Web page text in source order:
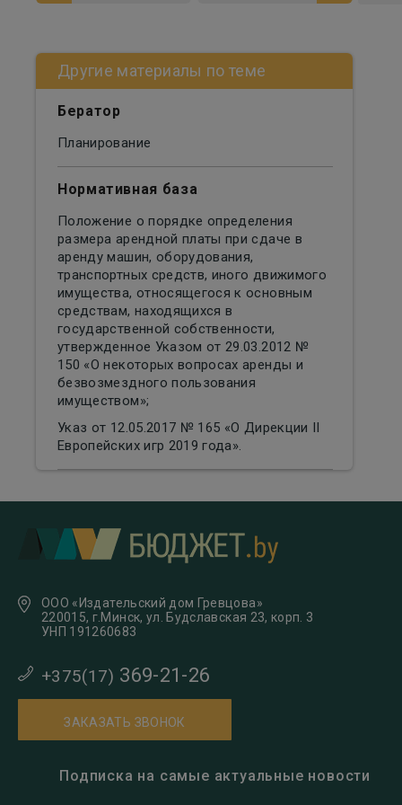
Другие материалы по теме
Бератор
Планирование
Нормативная база
Положение о порядке определения
размера арендной платы при сдаче в
аренду машин, оборудования,
транспортных средств, иного движимого
имущества, относящегося к основным
средствам, находящихся в
государственной собственности,
утвержденное Указом от 29.03.2012 №
150 «О некоторых вопросах аренды и
безвозмездного пользования
имуществом»;
Указ от 12.05.2017 № 165 «О Дирекции II
Европейских игр 2019 года».
ООО «Издательский дом Гревцова»
220015, г.Минск, ул. Будславская 23, корп. 3
УНП 191260683
+375(17) 369-21-26
ЗАКАЗАТЬ ЗВОНОК
Подписка на самые актуальные новости